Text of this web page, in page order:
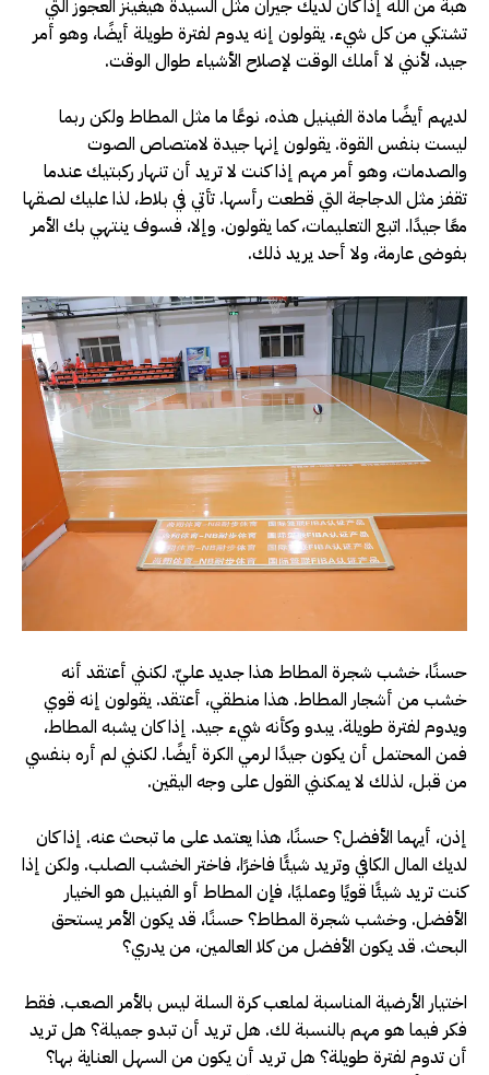
هبة من الله إذا كان لديك جيران مثل السيدة هيغينز العجوز التي
تشتكي من كل شيء. يقولون إنه يدوم لفترة طويلة أيضًا، وهو أمر
جيد، لأنني لا أملك الوقت لإصلاح الأشياء طوال الوقت.
لديهم أيضًا مادة الفينيل هذه، نوعًا ما مثل المطاط ولكن ربما
ليست بنفس القوة. يقولون إنها جيدة لامتصاص الصوت
والصدمات، وهو أمر مهم إذا كنت لا تريد أن تنهار ركبتيك عندما
تقفز مثل الدجاجة التي قطعت رأسها. تأتي في بلاط، لذا عليك لصقها
معًا جيدًا. اتبع التعليمات، كما يقولون. وإلا، فسوف ينتهي بك الأمر
بفوضى عارمة، ولا أحد يريد ذلك.
حسنًا، خشب شجرة المطاط هذا جديد عليّ. لكنني أعتقد أنه
خشب من أشجار المطاط. هذا منطقي، أعتقد. يقولون إنه قوي
ويدوم لفترة طويلة. يبدو وكأنه شيء جيد. إذا كان يشبه المطاط،
فمن المحتمل أن يكون جيدًا لرمي الكرة أيضًا. لكنني لم أره بنفسي
من قبل، لذلك لا يمكنني القول على وجه اليقين.
إذن، أيهما الأفضل؟ حسنًا، هذا يعتمد على ما تبحث عنه. إذا كان
لديك المال الكافي وتريد شيئًا فاخرًا، فاختر الخشب الصلب. ولكن إذا
كنت تريد شيئًا قويًا وعمليًا، فإن المطاط أو الفينيل هو الخيار
الأفضل. وخشب شجرة المطاط؟ حسنًا، قد يكون الأمر يستحق
البحث. قد يكون الأفضل من كلا العالمين، من يدري؟
اختيار الأرضية المناسبة لملعب كرة السلة ليس بالأمر الصعب. فقط
فكر فيما هو مهم بالنسبة لك. هل تريد أن تبدو جميلة؟ هل تريد
أن تدوم لفترة طويلة؟ هل تريد أن يكون من السهل العناية بها؟